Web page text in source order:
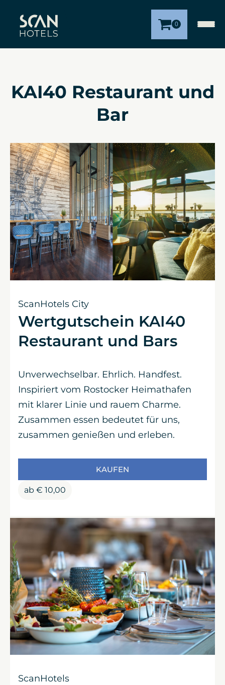
0
KAI40 Restaurant und
Bar
ScanHotels City
Wertgutschein KAI40
Restaurant und Bars
Unverwechselbar. Ehrlich. Handfest.
Inspiriert vom Rostocker Heimathafen
mit klarer Linie und rauem Charme.
Zusammen essen bedeutet für uns,
zusammen genießen und erleben.
ab€10,00
KAUFEN
ScanHotels